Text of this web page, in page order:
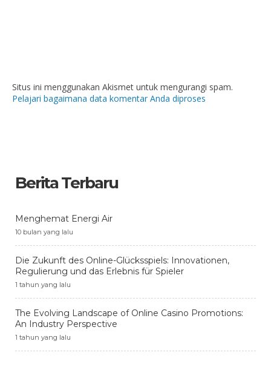
Situs ini menggunakan Akismet untuk mengurangi spam.
Pelajari bagaimana data komentar Anda diproses
Berita Terbaru
Menghemat Energi Air
10 bulan yang lalu
Die Zukunft des Online-Glücksspiels: Innovationen,
Regulierung und das Erlebnis für Spieler
1 tahun yang lalu
The Evolving Landscape of Online Casino Promotions:
An Industry Perspective
1 tahun yang lalu